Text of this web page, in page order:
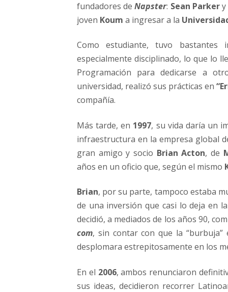
fundadores deNapster: Sean Parkery
joven Koum a ingresar a la
Como estudiante, tuvo bastantes
especialmente disciplinado, lo que lo
Programación para dedicarse a
universidad, realizó sus prácticas en
compañía.
Más tarde, en 1997, su vida daría un
infraestructura en la empresa global
gran amigo y socio Brian Acton, de
años en un oficio que, según el mismo
Brian, por su parte, tampoco estaba
de una inversión que casi lo deja en
decidió, a mediados de los años 90,
com, sin contar con que la “burbuja”
desplomara estrepitosamente en los
En el 2006, ambos renunciaron
sus ideas, decidieron recorrer